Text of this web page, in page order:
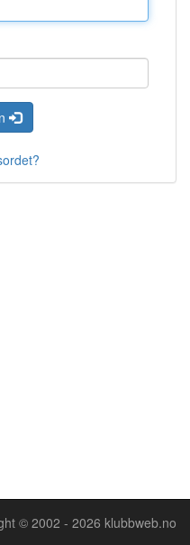
© 2002 - 2026 klubbweb.no